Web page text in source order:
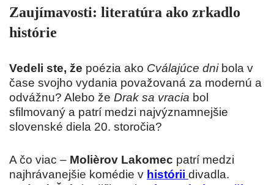
Zaujímavosti: literatúra ako zrkadlo
histórie
Vedeli ste, že poézia ako Cválajúce dnibola v
čase svojho vydania považovaná za modernú a
odvážnu? Alebo že Drak sa vracia bol
sfilmovaný a patrí medzi najvýznamnejšie
slovenské diela 20. storočia?
A čo viac – Molièrov Lakomec patrí medzi
najhrávanejšie komédie v histórii divadla.